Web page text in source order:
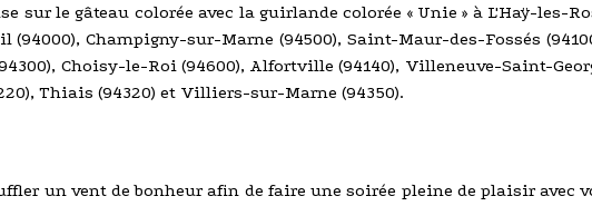
sur le gâteau colorée avec la guirlande colorée « Unie » à L'Haÿ-les-
Champigny-sur-Marne (94500), Saint-Maur-des-Fossés
Choisy-le-Roi (94600), Alfortville (94140), Villeneuve-Saint-
Thiais (94320) et Villiers-sur-Marne (94350).
un vent de bonheur afin de faire une soirée pleine de plaisir avec